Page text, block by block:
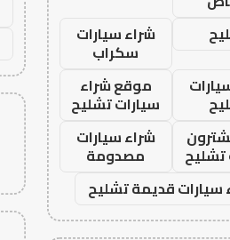
شراء سيارات
سكراب
موقع شراء
سيارات تشليح
تشليح
شراء سيارات
مصدومة
سيارات قديمة تشليح